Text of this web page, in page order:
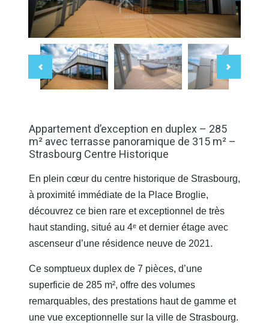
Appartement d’exception en duplex – 285
m² avec terrasse panoramique de 315 m² –
Strasbourg Centre Historique
En plein cœur du centre historique de Strasbourg,
à proximité immédiate de la Place Broglie,
découvrez ce bien rare et exceptionnel de très
haut standing, situé au 4ᵉ et dernier étage avec
ascenseur d’une résidence neuve de 2021.
Ce somptueux duplex de 7 pièces, d’une
superficie de 285 m², offre des volumes
remarquables, des prestations haut de gamme et
une vue exceptionnelle sur la ville de Strasbourg.